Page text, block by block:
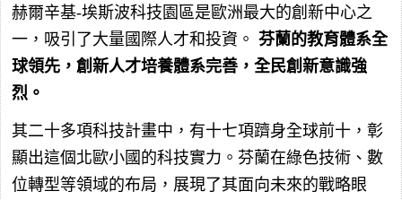
赫爾辛基-埃斯波科技園區是歐洲最大的創新中心之
一，吸引了大量國際人才和投資。 芬蘭的教育體系全
球領先，創新人才培養體系完善，全民創新意識強
烈。
其二十多項科技計畫中，有十七項躋身全球前十，彰
顯出這個北歐小國的科技實力。芬蘭在綠色技術、數
位轉型等領域的布局，展現了其面向未來的戰略眼